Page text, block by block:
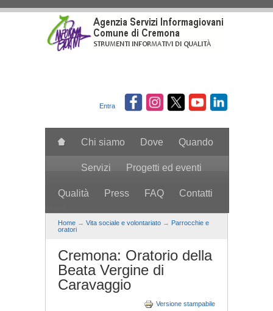
Entra
Chi siamo Dove Quando
Servizi Progetti ed eventi
Qualità Press FAQ Contatti
Home → Vita sociale e volontariato → Parrocchie e
oratori
Cremona: Oratorio della
Beata Vergine di
Caravaggio
Versione stampabile